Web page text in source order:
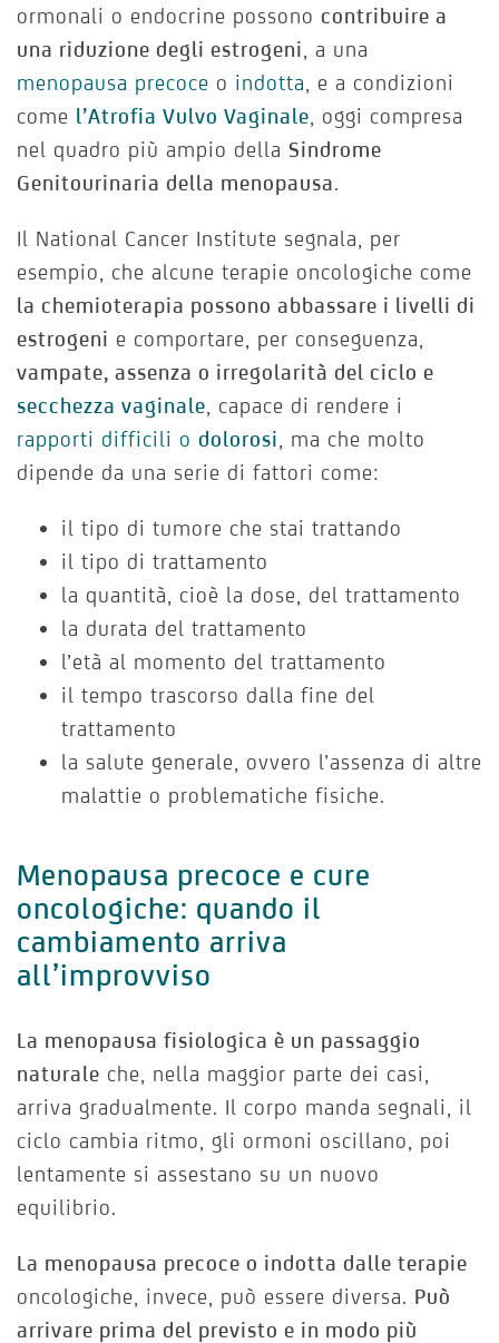
ormonali o endocrine possono contribuire a
una riduzione degli estrogeni, a una
menopausa precoce o indotta, e a condizioni
come l’Atrofia Vulvo Vaginale, oggi compresa
nel quadro più ampio della Sindrome
Genitourinaria della menopausa.
Il National Cancer Institute segnala, per
esempio, che alcune terapie oncologiche come
la chemioterapia possono abbassare i livelli di
estrogeni e comportare, per conseguenza,
vampate, assenza o irregolarità del ciclo e
secchezza vaginale, capace di rendere i
rapporti difficili o dolorosi, ma che molto
dipende da una serie di fattori come:
il tipo di tumore che stai trattando
il tipo di trattamento
la quantità, cioè la dose, del trattamento
la durata del trattamento
l’età al momento del trattamento
il tempo trascorso dalla fine del
trattamento
la salute generale, ovvero l’assenza di altre
malattie o problematiche fisiche.
Menopausa precoce e cure
oncologiche: quando il
cambiamento arriva
all’improvviso
La menopausa fisiologica è un passaggio
naturale che, nella maggior parte dei casi,
arriva gradualmente. Il corpo manda segnali, il
ciclo cambia ritmo, gli ormoni oscillano, poi
lentamente si assestano su un nuovo
equilibrio.
La menopausa precoce o indotta dalle terapie
oncologiche, invece, può essere diversa. Può
arrivare prima del previsto e in modo più